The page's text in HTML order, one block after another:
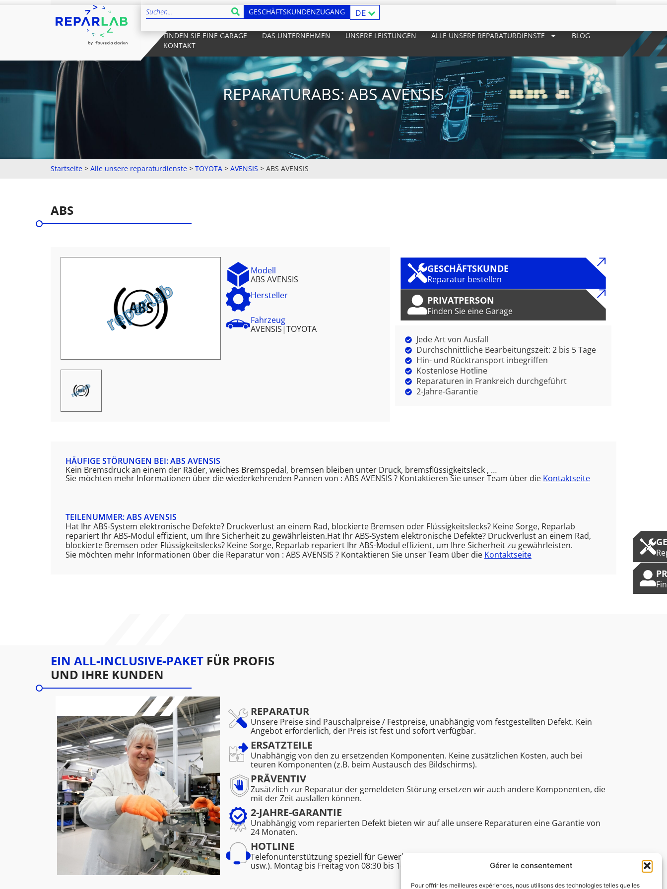
Gérer le consentement
Pour offrir les meilleures expériences, nous utilisons des technologies telles que les
GESCHÄFTSKUNDENZUGANG DE
FINDEN SIE EINE GARAGE DAS UNTERNEHMEN UNSERE LEISTUNGEN ALLE UNSERE REPARATURDIENSTE
BLOG
KONTAKT
REPARATURABS: ABS AVENSIS
Startseite > Alle unsere reparaturdienste > TOYOTA > AVENSIS > ABS AVENSIS
ABS
Modell
ABS AVENSIS
Hersteller
Fahrzeug
AVENSIS|TOYOTA
GESCHÄFTSKUNDE
Reparatur bestellen
PRIVATPERSON
Finden Sie eine Garage
Jede Art von Ausfall
Durchschnittliche Bearbeitungszeit: 2 bis 5 Tage
Hin- und Rücktransport inbegriffen
Kostenlose Hotline
Reparaturen in Frankreich durchgeführt
2-Jahre-Garantie
HÄUFIGE STÖRUNGEN BEI: ABS AVENSIS
Kein Bremsdruck an einem der Räder, weiches Bremspedal, bremsen bleiben unter Druck, bremsflüssigkeitsleck , …
Sie möchten mehr Informationen über die wiederkehrenden Pannen von : ABS AVENSIS ? Kontaktieren Sie unser Team über die Kontaktseite
TEILENUMMER: ABS AVENSIS
Hat Ihr ABS-System elektronische Defekte? Druckverlust an einem Rad, blockierte Bremsen oder Flüssigkeitslecks? Keine Sorge, Reparlab
repariert Ihr ABS-Modul effizient, um Ihre Sicherheit zu gewährleisten.Hat Ihr ABS-System elektronische Defekte? Druckverlust an einem Rad,
blockierte Bremsen oder Flüssigkeitslecks? Keine Sorge, Reparlab repariert Ihr ABS-Modul effizient, um Ihre Sicherheit zu gewährleisten.
Sie möchten mehr Informationen über die Reparatur von : ABS AVENSIS ? Kontaktieren Sie unser Team über die Kontaktseite
EIN ALL-INCLUSIVE-PAKET FÜR PROFIS
UND IHRE KUNDEN
REPARATUR
Unsere Preise sind Pauschalpreise / Festpreise, unabhängig vom festgestellten Defekt. Kein
Angebot erforderlich, der Preis ist fest und sofort verfügbar.
ERSATZTEILE
Unabhängig von den zu ersetzenden Komponenten. Keine zusätzlichen Kosten, auch bei
teuren Komponenten (z.B. beim Austausch des Bildschirms).
PRÄVENTIV
Zusätzlich zur Reparatur der gemeldeten Störung ersetzen wir auch andere Komponenten, die
mit der Zeit ausfallen können.
2-JAHRE-GARANTIE
Unabhängig vom reparierten Defekt bieten wir auf alle unsere Reparaturen eine Garantie von
24 Monaten.
HOTLINE
Telefonunterstützung speziell für Gewerbetreibende (Bearbeitungsdauer, technische Assistenz
usw.). Montag bis Freitag von 08:30 bis 16:45.